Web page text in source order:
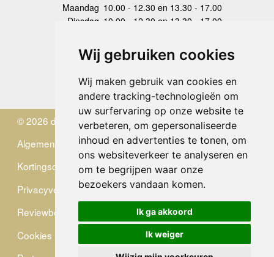
Wij gebruiken cookies
Wij maken gebruik van cookies en
andere tracking-technologieën om
uw surfervaring op onze website te
verbeteren, om gepersonaliseerde
inhoud en advertenties te tonen, om
ons websiteverkeer te analyseren en
om te begrijpen waar onze
bezoekers vandaan komen.
Ik ga akkoord
Ik weiger
Maandag 10.00 - 12.30 en 13.30 - 17.00
Dinsdag 10.00 - 12.30 en 13.30 - 17.00
Donderdag
10.00 - 12.30 en 13.30 - 17.00
Vrijdag 10.00 - 12.30 en 13.30 - 17.00
Zaterdag
gesloten
Zondag gesloten
© 2026 de Zwerver
Algemene Voorwaarden
Kortingscode
Privacyverklaring
Reviewbeleid
Cookies